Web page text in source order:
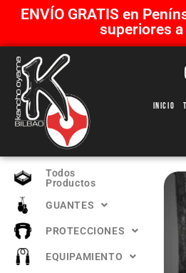
ENVÍO GRATIS en
superiores a
Inicio
Todos
Productos
GUANTES
PROTECCIONES
EQUIPAMIENTO